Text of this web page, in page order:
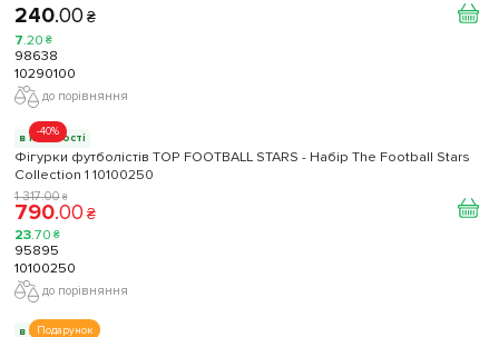
240.00 ₴
7.20 ₴
98638
10290100
до порівняння
-40%
в наявності
Фігурки футболістів TOP FOOTBALL STARS - Набір The Football Stars
Collection 1 10100250
1 317.00 ₴
790.00 ₴
23.70 ₴
95895
10100250
до порівняння
Подарунок
в наявності